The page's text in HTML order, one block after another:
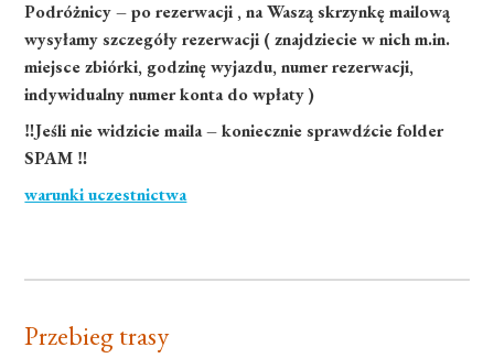
Podróżnicy – po rezerwacji , na Waszą skrzynkę mailową
wysyłamy szczegóły rezerwacji ( znajdziecie w nich m.in.
miejsce zbiórki, godzinę wyjazdu, numer rezerwacji,
indywidualny numer konta do wpłaty )
‼Jeśli nie widzicie maila – koniecznie sprawdźcie folder
SPAM ‼
warunki uczestnictwa
Przebieg trasy